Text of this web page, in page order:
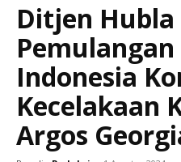
Ditjen
Pemulangan
Indonesia
Kecelakaan
Argos